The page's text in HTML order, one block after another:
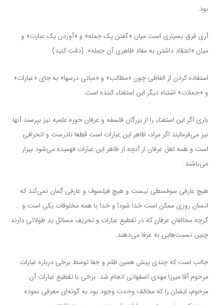
بود.
آری فرق بسیاری است میان «گفتن یک جمله» و «آوردن یک عبارت» و
میان «اعتقاد داشتن به مفاد ظاهری آن جمله». (دقت کنید)
استفاده کردن از الفاظی چون «مطالب» و «مبانی درسها» به جای «عبارات»
و «جملات» اشتباه دیگر این استفتاء کننده است.
باری اگر این استفتاء‌ را از بزرگان فلسفه و عرفان حوزه علمیه نیز بپرسند آنها
نیز می‌فرمایند اگر مراد، ظاهر این عبارات است قطعا نادرست و انحرافی
است و همه اهل عرفان از آنچه از ظاهر این عبارات فهمیده می‌شود بیزار
می‌باشند.
هیچ عارفی سوفسطی نیست و هیچ فیلسوف و عارفی گمان نمی‌کند که
انسان روزی ممکن است خدا شود! و خدا با همه مخلوقات یکی است و …
گرچه مخالفان عرفان که در تقطیع عبارات و تحریف مسائل ید طولائی دارند
چنین نسبت‌هایی به عرفا می‌دهند.
جالب است که چندی پیش همین ظلم و جفا توسط برخی درباره عبارات
مرحوم آقا میرزا مهدی اصفهانی انجام شد. برخی با تقطیع عبارات آن
مرحوم، ایشان را که مخالف وحدت وجود بود به گونه‌ای معرفی نموده